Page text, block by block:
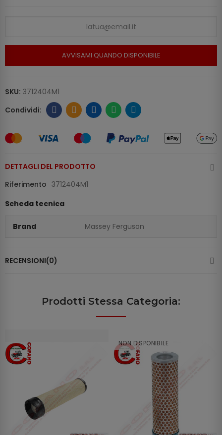
AVVISAMI QUANDO DISPONIBILE
SKU: 3712404M1
DETTAGLI DEL PRODOTTO
Riferimento 3712404M1
Scheda tecnica
Brand Massey Ferguson
RECENSIONI(0)
Prodotti Stessa Categoria:
NON DISPONIBILE